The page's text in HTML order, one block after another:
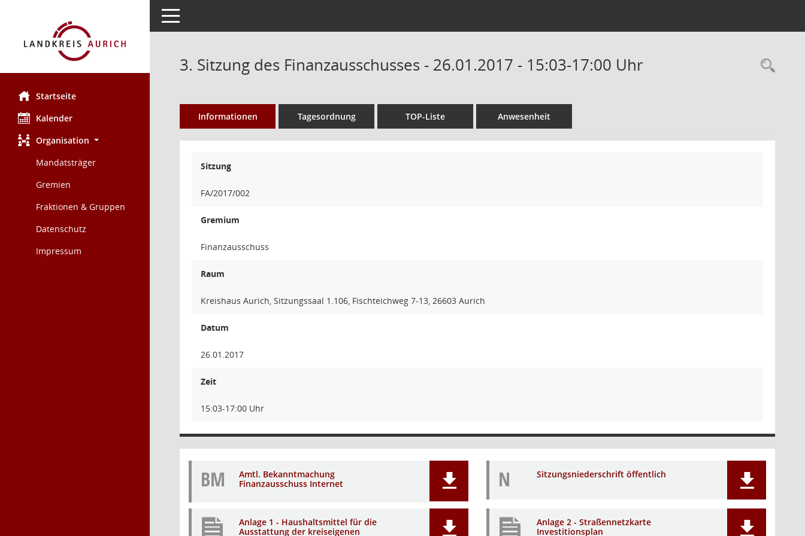
Startseite
Kalender
Organisation
Mandatsträger
Gremien
Fraktionen & Gruppen
Datenschutz
Impressum
Toggle navigation
3. Sitzung des Finanzausschusses - 26.01.2017 - 15:03-17:00 Uhr
Informationen Tagesordnung TOP-Liste Anwesenheit
Sitzung
FA/2017/002
Gremium
Finanzausschuss
Raum
Kreishaus Aurich, Sitzungssaal 1.106, Fischteichweg 7-13, 26603 Aurich
Datum
26.01.2017
Zeit
15:03-17:00 Uhr
BM
Amtl. Bekanntmachung
Finanzausschuss Internet
N Sitzungsniederschrift öffentlich
Anlage 1 - Haushaltsmittel für die
Ausstattung der kreiseigenen
Anlage 2 - Straßennetzkarte
Investitionsplan